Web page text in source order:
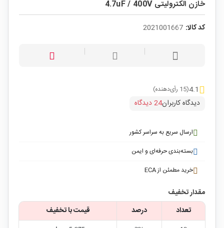
خازن الکترولیتی 4.7uF / 400V
کد کالا: 2021001667
4.1(15 رأی‌دهنده)
دیدگاه کاربران24 دیدگاه
ارسال سریع به سراسر کشور
بسته‌بندی حرفه‌ای و ایمن
خرید مطمئن از ECA
مقدار تخفیف
تعداد
درصد قیمت با تخفیف